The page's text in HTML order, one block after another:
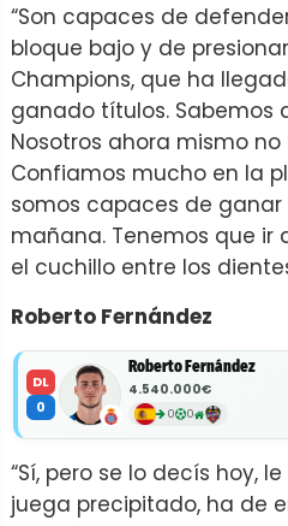
“Son capaces de
bloque bajo y de
Champions, que ha
ganado títulos. Sabemos
Nosotros ahora mismo
Confiamos mucho en la
somos capaces de
mañana. Tenemos que ir
el cuchillo entre los
Roberto Fernández
DL
0
Roberto Fernández
4.540.000€
0 0
“Sí, pero se lo decís hoy,
juega precipitado, ha de